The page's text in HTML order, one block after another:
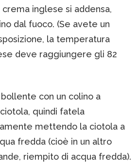
crema inglese si addensa,
dal fuoco. (Se avete un
la temperatura
deve raggiungere gli 82
con un colino a
quindi fatela
mettendo la ciotola a
fredda (cioè in un altro
riempito di acqua fredda).